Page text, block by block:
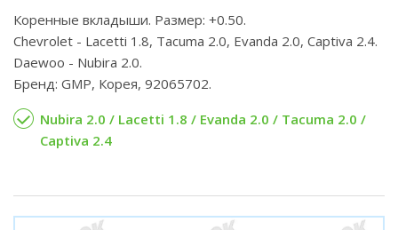
Коренные вкладыши. Размер: +0.50.
Chevrolet - Lacetti 1.8, Tacuma 2.0, Evanda 2.0, Captiva 2.4.
Daewoo - Nubira 2.0.
Бренд: GMP, Корея, 92065702.
Nubira 2.0 / Lacetti 1.8 / Evanda 2.0 / Tacuma 2.0 /
Captiva 2.4